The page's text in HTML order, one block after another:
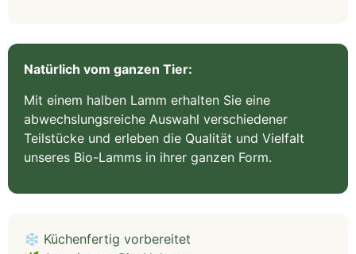
Natürlich vom ganzen Tier:
Mit einem halben Lamm erhalten Sie eine
abwechslungsreiche Auswahl verschiedener
Teilstücke und erleben die Qualität und Vielfalt
unseres Bio-Lamms in ihrer ganzen Form.
❄️ Küchenfertig vorbereitet